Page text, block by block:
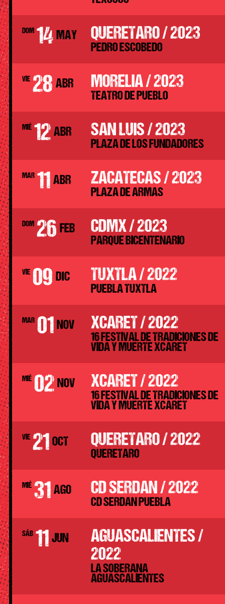
DOM 14 MAY QUERETARO / 2023
PEDRO ESCOBEDO
VIE 28 ABR MORELIA / 2023
TEATRO DE PUEBLO
MIÉ 12 ABR SAN LUIS / 2023
PLAZA DE LOS FUNDADORES
MAR 11 ABR ZACATECAS / 2023
PLAZA DE ARMAS
DOM 26 FEB CDMX / 2023
PARQUE BICENTENARIO
VIE 09 DIC TUXTLA / 2022
PUEBLA TUXTLA
MAR 01 NOV XCARET / 2022
16 FESTIVAL DE TRADICIONES DE
VIDA Y MUERTE XCARET
MIÉ 02 NOV XCARET / 2022
16 FESTIVAL DE TRADICIONES DE
VIDA Y MUERTE XCARET
VIE 21 OCT QUERETARO / 2022
QUERETARO
MIÉ 31 AGO CD SERDAN / 2022
CD SERDAN PUEBLA
SÁB 11 JUN
AGUASCALIENTES /
2022
LA SOBERANA
AGUASCALIENTES